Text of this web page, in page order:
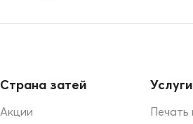
Страна затей
Акции
Услуги